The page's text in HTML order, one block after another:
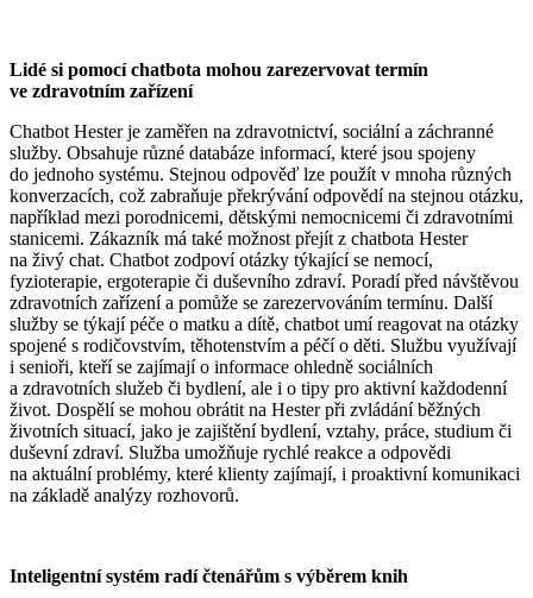
Lidé si pomocí chatbota mohou zarezervovat termín
ve zdravotním zařízení
Chatbot Hester je zaměřen na zdravotnictví, sociální a záchranné
služby. Obsahuje různé databáze informací, které jsou spojeny
do jednoho systému. Stejnou odpověď lze použít v mnoha různých
konverzacích, což zabraňuje překrývání odpovědí na stejnou otázku,
například mezi porodnicemi, dětskými nemocnicemi či zdravotními
stanicemi. Zákazník má také možnost přejít z chatbota Hester
na živý chat. Chatbot zodpoví otázky týkající se nemocí,
fyzioterapie, ergoterapie či duševního zdraví. Poradí před návštěvou
zdravotních zařízení a pomůže se zarezervováním termínu. Další
služby se týkají péče o matku a dítě, chatbot umí re­agovat na otázky
spojené s rodičovstvím, těhotenstvím a péčí o děti. Službu využívají
i senioři, kteří se zajímají o informace ohledně sociálních
a zdravotních služeb či bydlení, ale i o tipy pro aktivní každodenní
život. Dospělí se mohou obrátit na Hester při zvládání běžných
životních situací, jako je zajištění bydlení, vztahy, práce, studium či
duševní zdraví. Služba umožňuje rychlé reakce a odpovědi
na aktuální problémy, které klienty zajímají, i proaktivní komunikaci
na základě analýzy rozhovorů.
Inteligentní systém radí čtenářům s výběrem knih